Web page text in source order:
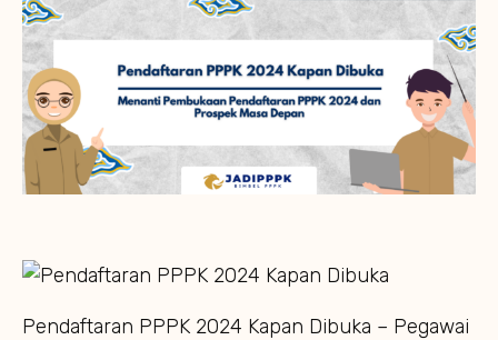
Pendaftaran PPPK 2024 Kapan Dibuka – Pegawai